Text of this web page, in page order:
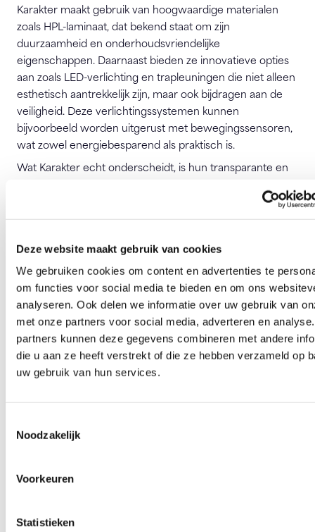
Deze website maakt gebruik van cookies
We gebruiken cookies om content en advertenties te
om functies voor social media te bieden en om ons
analyseren. Ook delen we informatie over uw gebruik van
met onze partners voor social media, adverteren en
partners kunnen deze gegevens combineren met andere
die u aan ze heeft verstrekt of die ze hebben verzameld op
uw gebruik van hun services.
Noodzakelijk
Voorkeuren
Statistieken
Karakter maakt gebruik van hoogwaardige materialen
zoals HPL-laminaat, dat bekend staat om zijn
duurzaamheid en onderhoudsvriendelijke
eigenschappen. Daarnaast bieden ze innovatieve opties
aan zoals LED-verlichting en trapleuningen die niet alleen
esthetisch aantrekkelijk zijn, maar ook bijdragen aan de
veiligheid. Deze verlichtingssystemen kunnen
bijvoorbeeld worden uitgerust met bewegingssensoren,
wat zowel energiebesparend als praktisch is.
Wat Karakter echt onderscheidt, is hun transparante en
renovatieproces, van advies op locatie tot en met de
uitvoering. Daarbij bieden ze een vrijblijvende offerte aan
toewijding aan kwaliteit en klanttevredenheid
onderstreept.
Bezoek website
Karakter Traprenovaties
Wethouder den Oudenstraat 4
Deze pagina is 505 keer bezocht.